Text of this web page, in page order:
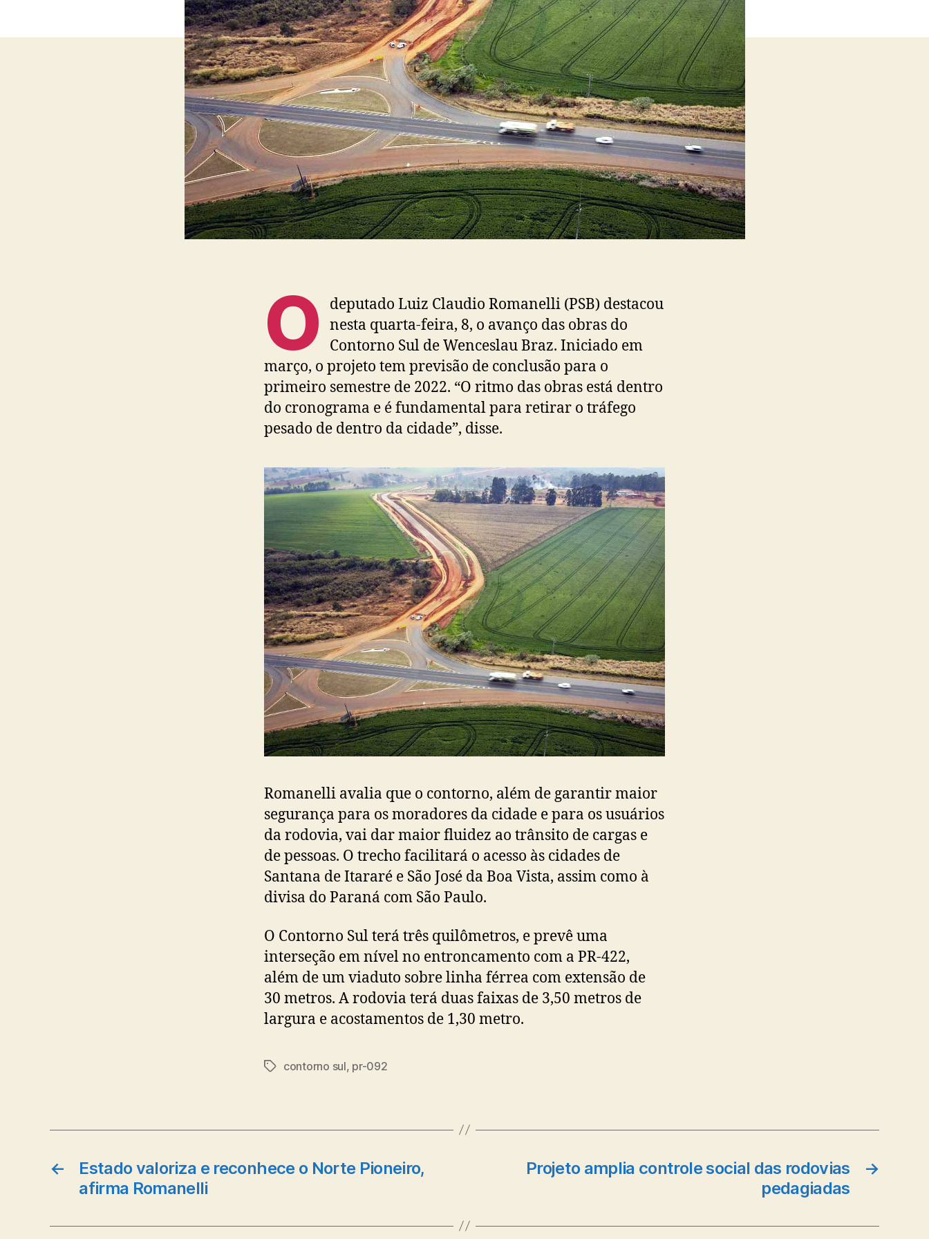
O
deputado Luiz Claudio Romanelli (PSB) destacou
nesta quarta-feira, 8, o avanço das obras do
Contorno Sul de Wenceslau Braz. Iniciado em
março, o projeto tem previsão de conclusão para o
primeiro semestre de 2022. “O ritmo das obras está dentro
do cronograma e é fundamental para retirar o tráfego
pesado de dentro da cidade”, disse.
Romanelli avalia que o contorno, além de garantir maior
segurança para os moradores da cidade e para os usuários
da rodovia, vai dar maior fluidez ao trânsito de cargas e
de pessoas. O trecho facilitará o acesso às cidades de
Santana de Itararé e São José da Boa Vista, assim como à
divisa do Paraná com São Paulo.
O Contorno Sul terá três quilômetros, e prevê uma
interseção em nível no entroncamento com a PR-422,
além de um viaduto sobre linha férrea com extensão de
30 metros. A rodovia terá duas faixas de 3,50 metros de
largura e acostamentos de 1,30 metro.
Tagscontorno sul, pr-092
←
Estado valoriza e reconhece o Norte Pioneiro,
afirma Romanelli
→
Projeto amplia controle social das rodovias
pedagiadas